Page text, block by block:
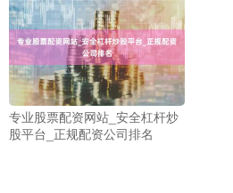
专业股票配资网站_安全杠杆炒
股平台_正规配资公司排名